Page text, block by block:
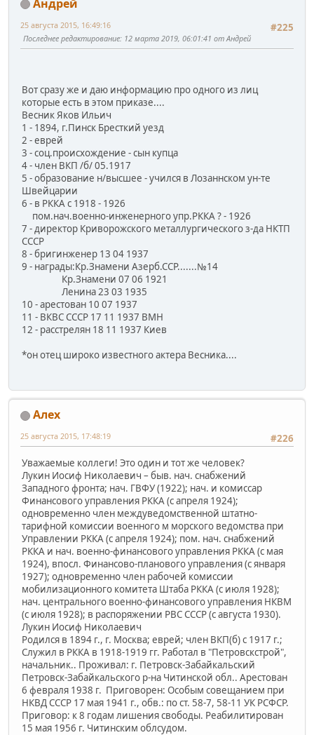
Андрей
#225
25 августа 2015, 16:49:16
Последнее редактирование: 12 марта 2019, 06:01:41 от Андрей
Вот сразу же и даю информацию про одного из лиц
которые есть в этом приказе....
Весник Яков Ильич
1 - 1894, г.Пинск Бресткий уезд
2 - еврей
3 - соц.происхождение - сын купца
4 - член ВКП /б/ 05.1917
5 - образование н/высшее - учился в Лозаннском ун-те
Швейцарии
6 - в РККА с 1918 - 1926
пом.нач.военно-инженерного упр.РККА ? - 1926
7 - директор Криворожского металлургического з-да НКТП
СССР
8 - бригинженер 13 04 1937
9 - награды:Кр.Знамени Азерб.ССР.......№14
Кр.Знамени 07 06 1921
Ленина 23 03 1935
10 - арестован 10 07 1937
11 - ВКВС СССР 17 11 1937 ВМН
12 - расстрелян 18 11 1937 Киев
*он отец широко известного актера Весника....
Алех
#226
25 августа 2015, 17:48:19
Уважаемые коллеги! Это один и тот же человек?
Лукин Иосиф Николаевич – быв. нач. снабжений
Западного фронта; нач. ГВФУ (1922); нач. и комиссар
Финансового управления РККА (с апреля 1924);
одновременно член междуведомственной штатно-
тарифной комиссии военного м морского ведомства при
Управлении РККА (с апреля 1924); пом. нач. снабжений
РККА и нач. военно-финансового управления РККА (с мая
1924), впосл. Финансово-планового управления (с января
1927); одновременно член рабочей комиссии
мобилизационного комитета Штаба РККА (с июля 1928);
нач. центрального военно-финансового управления НКВМ
(с июля 1928); в распоряжении РВС СССР (с августа 1930).
Лукин Иосиф Николаевич
Родился в 1894 г., г. Москва; еврей; член ВКП(б) с 1917 г.;
Служил в РККА в 1918-1919 гг. Работал в "Петровскстрой",
начальник.. Проживал: г. Петровск-Забайкальский
Петровск-Забайкальского р-на Читинской обл.. Арестован
6 февраля 1938 г. Приговорен: Особым совещанием при
НКВД СССР 17 мая 1941 г., обв.: по ст. 58-7, 58-11 УК РСФСР.
Приговор: к 8 годам лишения свободы. Реабилитирован
15 мая 1956 г. Читинским облсудом.